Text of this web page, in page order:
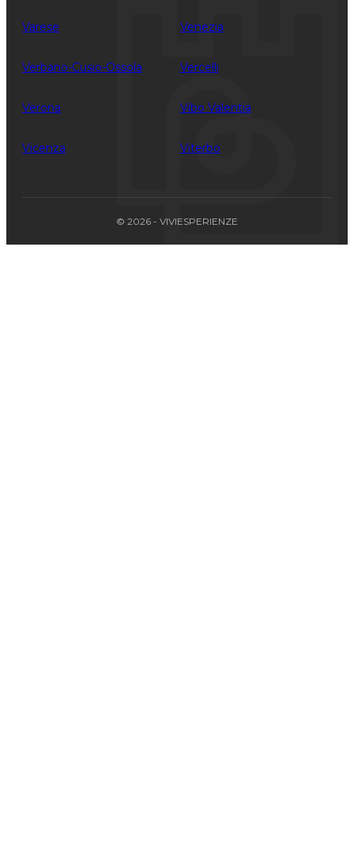
Varese Venezia
Verbano-Cusio-Ossola Vercelli
Verona Vibo Valentia
Vicenza Viterbo
© 2026 - VIVIESPERIENZE